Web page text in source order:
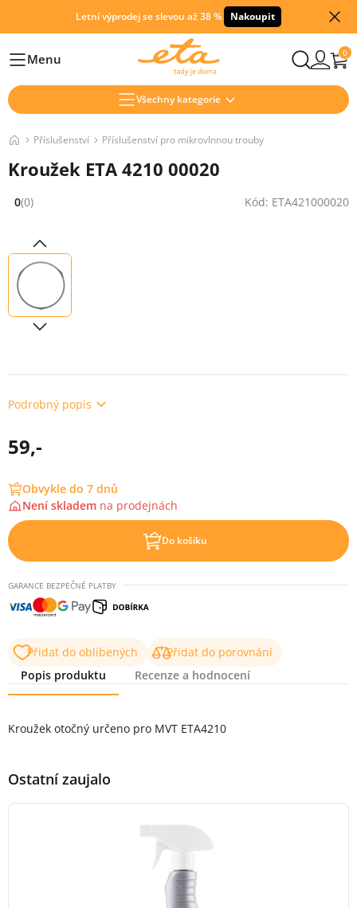
Letní výprodej se slevou až 38 % Nakoupit
HlavníMenu 0
Všechny kategorie
Příslušenství Příslušenství pro mikrovlnnou trouby
Kroužek ETA 4210 00020
Hodnocení: 0 z 5 (0 recenzí)
0(0) Kód: ETA421000020
Podrobný popis
59,-
Obvykle do 7 dnů
Není skladem na prodejnách
Do košíku
GARANCE BEZPEČNÉ PLATBY
Přidat do oblíbených
Přidat do porovnání
Popis produktu
Recenze a hodnocení
Kroužek otočný určeno pro MVT ETA4210
Ostatní zaujalo